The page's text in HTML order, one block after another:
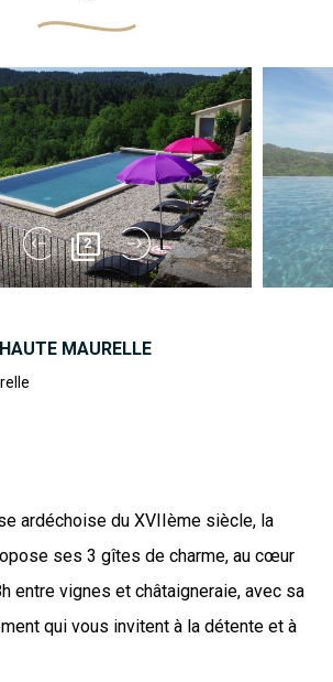
2
MAURELLE
ardéchoise du XVIIème siècle, la
ses 3 gîtes de charme, au cœur
entre vignes et châtaigneraie, avec sa
qui vous invitent à la détente et à